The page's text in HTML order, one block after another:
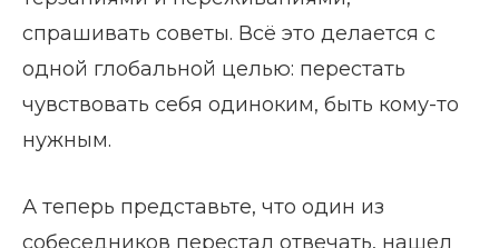
спрашивать советы. Всё это делается с
одной глобальной целью: перестать
чувствовать себя одиноким, быть кому-то
нужным.
А теперь представьте, что один из
собеседников перестал отвечать, нашел